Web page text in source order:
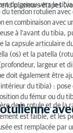
du genou vers le
plusieurs étapes
tendon rotulien
en combinaison avec
à l'avant du tibia,
la capsule articulaire
(os) et la patella
largeur et
doit également être
du tibia) :
du fémur ou du
de la rotule et de
est faible, et les
est remplacée par